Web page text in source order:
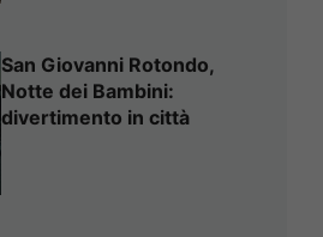
San Giovanni Rotondo,
Notte dei Bambini:
divertimento in città